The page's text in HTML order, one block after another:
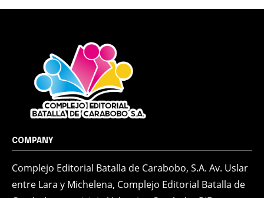
COMPANY
Complejo Editorial Batalla de Carabobo, S.A. Av. Uslar
entre Lara y Michelena, Complejo Editorial Batalla de